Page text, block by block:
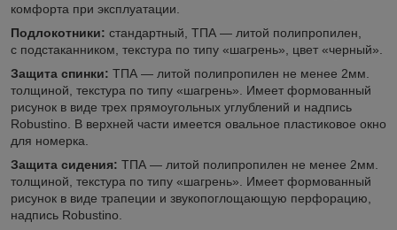
комфорта при эксплуатации.
Подлокотники: стандартный, ТПА — литой полипропилен,
с подстаканником, текстура по типу «шагрень», цвет «черный».
Защита спинки: ТПА — литой полипропилен не менее 2мм.
толщиной, текстура по типу «шагрень». Имеет формованный
рисунок в виде трех прямоугольных углублений и надпись
Robustino. В верхней части имеется овальное пластиковое окно
для номерка.
Защита сидения: ТПА — литой полипропилен не менее 2мм.
толщиной, текстура по типу «шагрень». Имеет формованный
рисунок в виде трапеции и звукопоглощающую перфорацию,
надпись Robustino.